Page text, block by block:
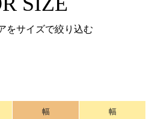
をサイズで絞り込む
幅
幅